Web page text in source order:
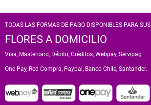
TODAS LAS FORMAS DE PAGO DISPONIBLES PARA SUS
FLORES A DOMICILIO
Visa, Mastercard, Débito, Créditos, Webpay, Servipag
One Pay, Red Compra, Paypal, Banco Chile, Santander.